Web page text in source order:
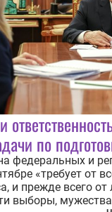
по
федеральных и
«требует от
и прежде всего
выборы,